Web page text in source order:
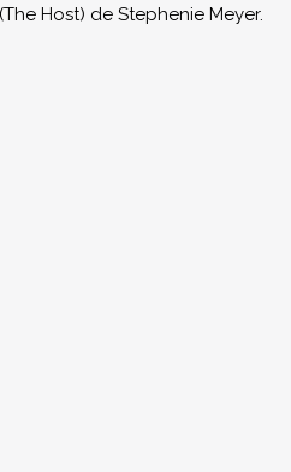
Host) de Stephenie Meyer.